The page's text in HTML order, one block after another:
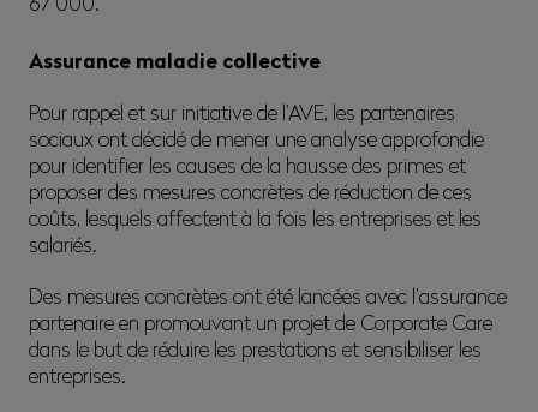
Assurance maladie collective
Pour rappel et sur initiative de l’AVE, les partenaires
sociaux ont décidé de mener une analyse approfondie
pour identifier les causes de la hausse des primes et
proposer des mesures concrètes de réduction de ces
coûts, lesquels affectent à la fois les entreprises et les
salariés.
Des mesures concrètes ont été lancées avec l’assurance
partenaire en promouvant un projet de Corporate Care
dans le but de réduire les prestations et sensibiliser les
entreprises.